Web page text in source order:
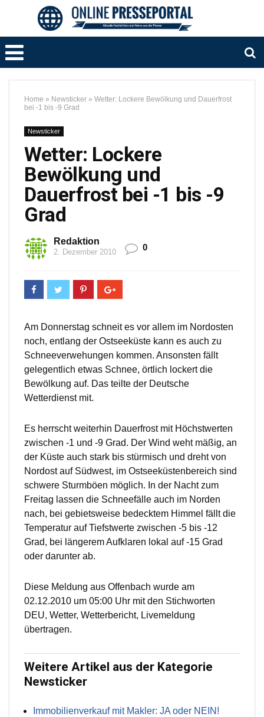
Home » Newsticker » Wetter: Lockere Bewölkung und Dauerfrost
bei -1 bis -9 Grad
Newsticker
Wetter: Lockere
Bewölkung und
Dauerfrost bei -1 bis -9
Grad
Redaktion
2. Dezember 2010 0
Am Donnerstag schneit es vor allem im Nordosten
noch, entlang der Ostseeküste kann es auch zu
Schneeverwehungen kommen. Ansonsten fällt
gelegentlich etwas Schnee, örtlich lockert die
Bewölkung auf. Das teilte der Deutsche
Wetterdienst mit.
Es herrscht weiterhin Dauerfrost mit Höchstwerten
zwischen -1 und -9 Grad. Der Wind weht mäßig, an
der Küste auch stark bis stürmisch und dreht von
Nordost auf Südwest, im Ostseeküstenbereich sind
schwere Sturmböen möglich. In der Nacht zum
Freitag lassen die Schneefälle auch im Norden
nach, bei gebietsweise bedecktem Himmel fällt die
Temperatur auf Tiefstwerte zwischen -5 bis -12
Grad, bei längerem Aufklaren lokal auf -15 Grad
oder darunter ab.
Diese Meldung aus Offenbach wurde am
02.12.2010 um 05:00 Uhr mit den Stichworten
DEU, Wetter, Wetterbericht, Livemeldung
übertragen.
Weitere Artikel aus der Kategorie
Newsticker
Immobilienverkauf mit Makler: JA oder NEIN!